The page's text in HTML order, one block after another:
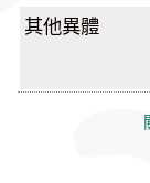
其他異體